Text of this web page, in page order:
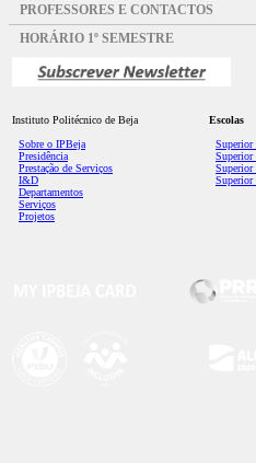
PROFESSORES E CONTACTOS
HORÁRIO 1º SEMESTRE
Instituto Politécnico de Beja
Sobre o IPBeja
Presidência
Prestação de Serviços
I&D
Departamentos
Serviços
Projetos
Escolas
Superior
Superior
Superior
Superior